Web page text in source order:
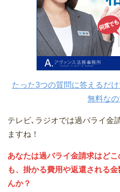
たった3つの質問に答えるだ
無料な
テレビ､ラジオでは過バライ金
ますね！
あなたは過バライ金請求はど
も、掛かる費用や返還される
んか？